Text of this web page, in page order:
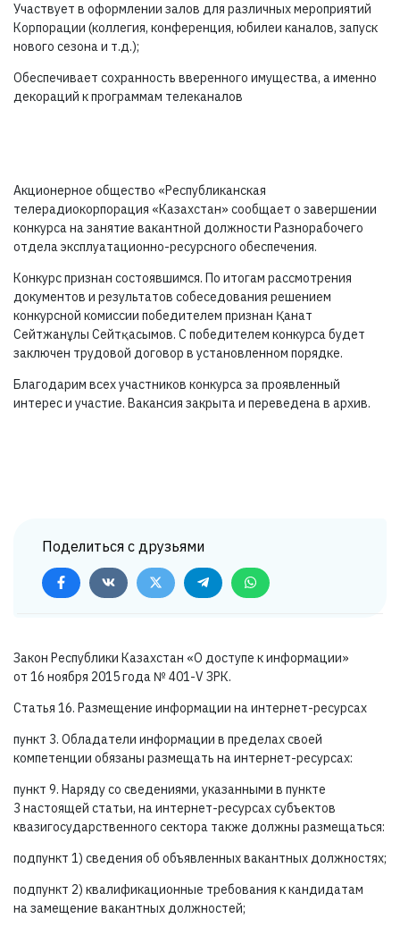
Участвует в оформлении залов для различных мероприятий
Корпорации (коллегия, конференция, юбилеи каналов, запуск
нового сезона и т.д.);
Обеспечивает сохранность вверенного имущества, а именно
декораций к программам телеканалов
Акционерное общество «Республиканская
телерадиокорпорация «Казахстан» сообщает о завершении
конкурса на занятие вакантной должности Разнорабочего
отдела эксплуатационно-ресурсного обеспечения.
Конкурс признан состоявшимся. По итогам рассмотрения
документов и результатов собеседования решением
конкурсной комиссии победителем признан Қанат
Сейтжанұлы Сейтқасымов. С победителем конкурса будет
заключен трудовой договор в установленном порядке.
Благодарим всех участников конкурса за проявленный
интерес и участие. Вакансия закрыта и переведена в архив.
Поделиться с друзьями
Закон Республики Казахстан «О доступе к информации»
от 16 ноября 2015 года № 401-V ЗРК.
Статья 16. Размещение информации на интернет-ресурсах
пункт 3. Обладатели информации в пределах своей
компетенции обязаны размещать на интернет-ресурсах:
пункт 9. Наряду со сведениями, указанными в пункте
3 настоящей статьи, на интернет-ресурсах субъектов
квазигосударственного сектора также должны размещаться:
подпункт 1) сведения об объявленных вакантных должностях;
подпункт 2) квалификационные требования к кандидатам
на замещение вакантных должностей;